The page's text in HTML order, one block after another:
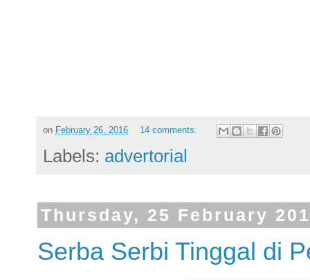
on February 26, 2016 14 comments:
Labels: advertorial
Thursday, 25 February
Serba Serbi Tinggal di